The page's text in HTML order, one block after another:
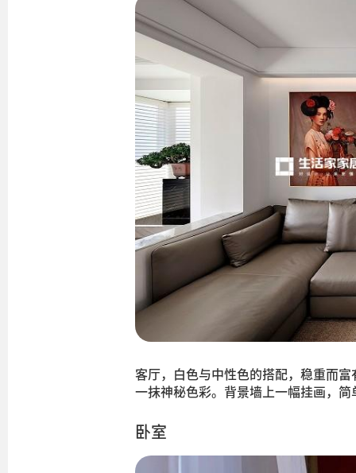
客厅，白色与中性色的搭配，稳重而
一抹神秘色彩。背景墙上一幅挂画，
卧室